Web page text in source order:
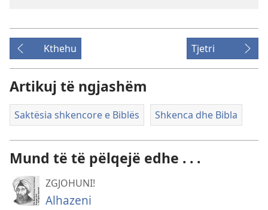
Kthehu Tjetri
Artikuj të ngjashëm
Saktësia shkencore e Biblës Shkenca dhe Bibla
Mund të të pëlqejë edhe . . .
ZGJOHUNI!
Alhazeni